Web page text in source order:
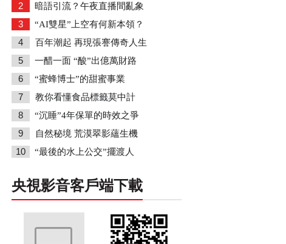
2 暗語引流？午夜直播間亂象
3 “AI雙星”上空有何新本領？
4 百年潮起 再現張謇傳奇人生
5 一醋一面 “酸”出億萬財路
6 “蜜蜂博士”的甜蜜事業
7 教你看懂食品標籤莫中計
8 “沉睡”4年保單的時效之爭
9 自然秘境 荒漠翠影蘊生機
10 “最後的水上公交”擺渡人
央視影音客戶端下載